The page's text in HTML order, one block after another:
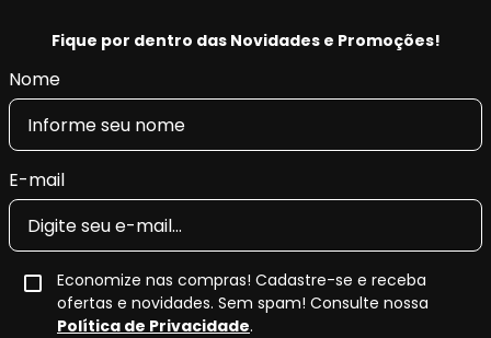
Fique por dentro das Novidades e Promoções!
Nome
E-mail
Economize nas compras! Cadastre-se e receba
ofertas e novidades. Sem spam! Consulte nossa
Política de Privacidade.